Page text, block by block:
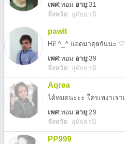
เพศ:ทอม อายุ:31
จังหวัด: อุทัยธานี
pawit
Hi! ^_^ แอดมาคุยกันนะ ♡
เพศ:ทอม อายุ:39
จังหวัด: อุทัยธานี
Aqrea
เพศ:ทอม อายุ:29
จังหวัด: อุทัยธานี
PP999